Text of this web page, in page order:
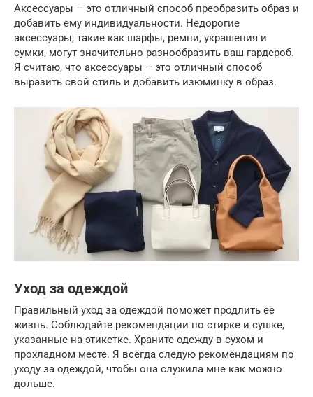
Аксессуары – это отличный способ преобразить образ и
добавить ему индивидуальности. Недорогие
аксессуары, такие как шарфы, ремни, украшения и
сумки, могут значительно разнообразить ваш гардероб.
Я считаю, что аксессуары – это отличный способ
выразить свой стиль и добавить изюминку в образ.
Уход за одеждой
Правильный уход за одеждой поможет продлить ее
жизнь. Соблюдайте рекомендации по стирке и сушке,
указанные на этикетке. Храните одежду в сухом и
прохладном месте. Я всегда следую рекомендациям по
уходу за одеждой, чтобы она служила мне как можно
дольше.